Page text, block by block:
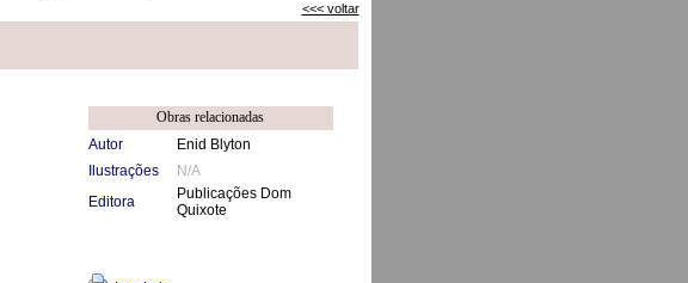
<<< voltar
Obras relacionadas
Autor
Enid Blyton
Ilustrações
N/A
Editora
Publicações Dom
Quixote